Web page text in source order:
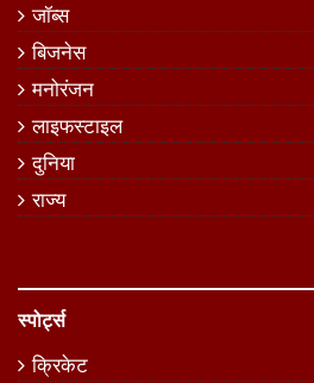
जॉब्स
बिजनेस
मनोरंजन
लाइफस्टाइल
दुनिया
राज्य
स्पोर्ट्स
क्रिकेट